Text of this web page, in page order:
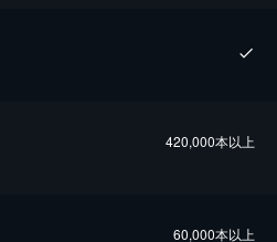
420,000本以上
60,000本以上